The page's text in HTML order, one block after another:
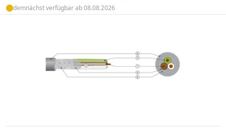
demnächst verfügbar ab 08.08.2026